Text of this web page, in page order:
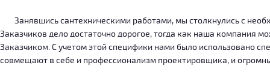
Занявшись сантехническими работами, мы столкнулись с
Заказчиков дело достаточно дорогое, тогда как наша компания
Заказчиком. С учетом этой специфики нами было использовано
совмещают в себе и профессионализм проектировщика, и